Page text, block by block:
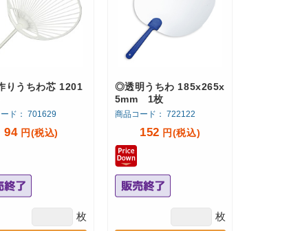
94円(税込)
ド： 701629
りうちわ芯 1201
枚
152 円(税込)
商品コード： 722122
◎透明うちわ 185x265x
5mm 1枚
枚